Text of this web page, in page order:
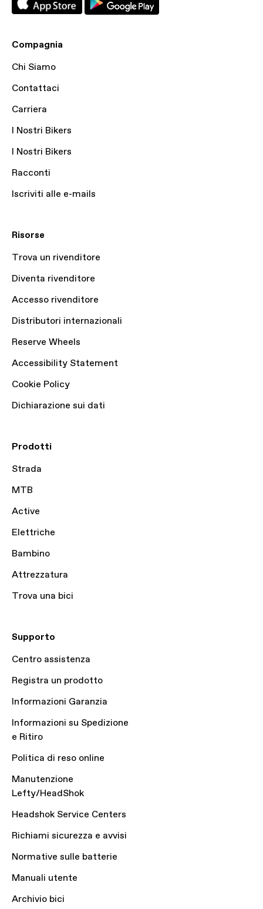
Compagnia
Chi Siamo
Contattaci
Carriera
I Nostri Bikers
I Nostri Bikers
Racconti
Iscriviti alle e-mails
Risorse
Trova un rivenditore
Diventa rivenditore
Accesso rivenditore
Distributori internazionali
Reserve Wheels
Accessibility Statement
Cookie Policy
Dichiarazione sui dati
Prodotti
Strada
MTB
Active
Elettriche
Bambino
Attrezzatura
Trova una bici
Supporto
Centro assistenza
Registra un prodotto
Informazioni Garanzia
Informazioni su Spedizione
e Ritiro
Politica di reso online
Manutenzione
Lefty/HeadShok
Headshok Service Centers
Richiami sicurezza e avvisi
Normative sulle batterie
Manuali utente
Archivio bici